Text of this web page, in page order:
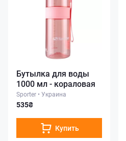
Бутылка для воды
1000 мл - кораловая
Sporter • Украина
535₴
Купить